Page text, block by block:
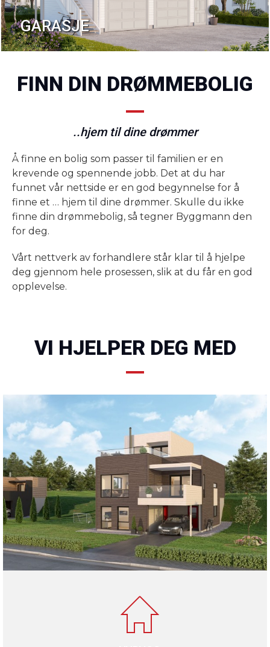
GARASJE
FINN DIN DRØMMEBOLIG
..hjem til dine drømmer
Å finne en bolig som passer til familien er en
krevende og spennende jobb. Det at du har
funnet vår nettside er en god begynnelse for å
finne et … hjem til dine drømmer. Skulle du ikke
finne din drømmebolig, så tegner Byggmann den
for deg.
Vårt nettverk av forhandlere står klar til å hjelpe
deg gjennom hele prosessen, slik at du får en god
opplevelse.
VI HJELPER DEG MED